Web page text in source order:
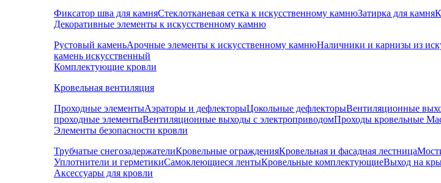
Фиксатор шва для камняСтеклотканевая сетка к искусственному камнюЗатирка для камня
Декоративные элементы к искусственному камню
Рустовый каменьАрочные элементы к искусственному камнюНаличники и карнизы из
камень искусственный
Комплектующие кровли
Кровельная вентиляция
Проходные элементыАэраторы и дефлекторыЦокольные дефлекторыВентиляционные
проходные элементыВентиляционные выходы с электроприводомПроходы кровельные
Элементы безопасности кровли
Трубчатые снегозадержателиКровельные огражденияКровельная и фасадная лестница
Уплотнители и герметикиСамоклеющиеся лентыКровельные комплектующиеВыход на
Аксессуары для кровли